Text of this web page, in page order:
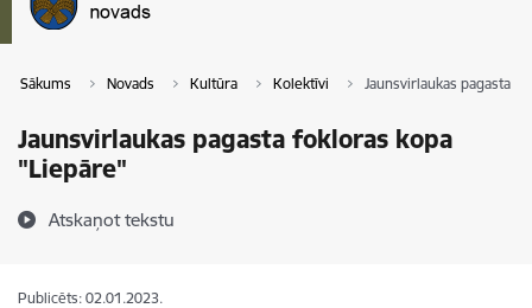
Sākums Novads Kultūra Kolektīvi Jaunsvirlaukas pagasta
Jaunsvirlaukas pagasta fokloras kopa
"Liepāre"
Atskaņot tekstu
Publicēts: 02.01.2023.